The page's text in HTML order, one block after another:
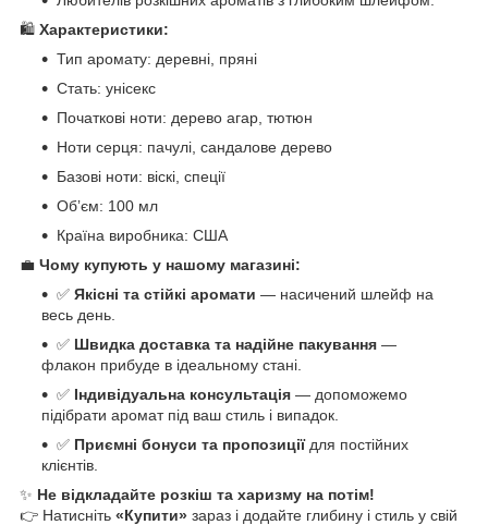
🛍️ Характеристики:
Тип аромату: деревні, пряні
Стать: унісекс
Початкові ноти: дерево агар, тютюн
Ноти серця: пачулі, сандалове дерево
Базові ноти: віскі, спеції
Обʼєм: 100 мл
Країна виробника: США
💼 Чому купують у нашому магазині:
✅ Якісні та стійкі аромати — насичений шлейф на
весь день.
✅ Швидка доставка та надійне пакування —
флакон прибуде в ідеальному стані.
✅ Індивідуальна консультація — допоможемо
підібрати аромат під ваш стиль і випадок.
✅ Приємні бонуси та пропозиціїдля постійних
клієнтів.
✨ Не відкладайте розкіш та харизму на потім!
👉 Натисніть «Купити» зараз і додайте глибину і стиль у свій